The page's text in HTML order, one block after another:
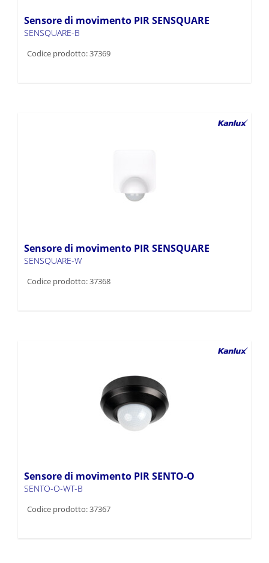
Sensore di movimento PIR SENSQUARE
SENSQUARE-B
Codice prodotto: 37369
Sensore di movimento PIR SENSQUARE
SENSQUARE-W
Codice prodotto: 37368
Sensore di movimento PIR SENTO-O
SENTO-O-WT-B
Codice prodotto: 37367